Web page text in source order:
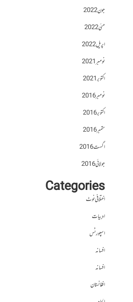
جون 2022
مئی 2022
اپریل 2022
نومبر 2021
اکتوبر 2021
نومبر 2016
اکتوبر 2016
ستمبر 2016
اگست 2016
جولائی 2016
Categories
اختلافی نوٹ
ادبیات
اسپورٹس
افسانہ
افسانہ
افغانستان